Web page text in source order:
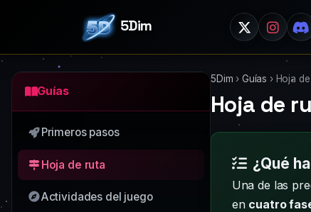
5Dim
Guías
Primeros pasos
Hoja de ruta
Actividades del juego
5Dim › Guías › Hoja
Hoja de
¿Qué
Una de las
en cuatro